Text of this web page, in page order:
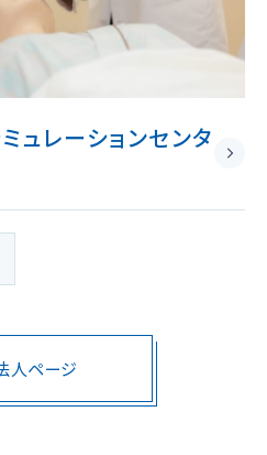
ュレーションセンタ
人ページ